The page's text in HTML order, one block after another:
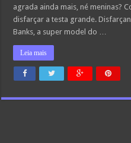
agrada ainda mais, né meninas?
disfarçar a testa grande.
Banks, a super model do …
Leia mais